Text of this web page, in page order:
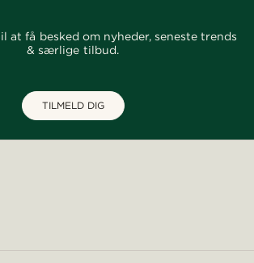
at få besked om nyheder, seneste trends
& særlige tilbud.
TILMELD DIG